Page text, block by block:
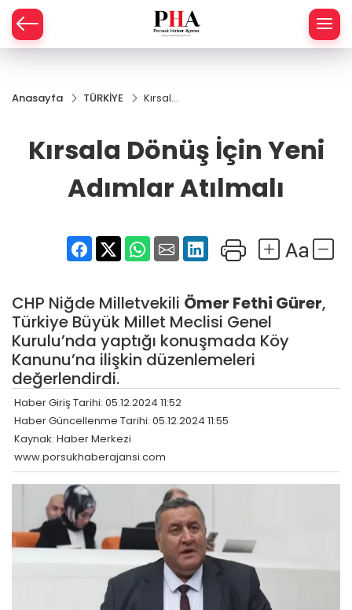
HABER
Anasayfa TÜRKİYE
Kırsala
Yeni
Adımlar
Atılmalı
Kırsala Dönüş İçin Yeni
Adımlar Atılmalı
CHP Niğde Milletvekili Ömer Fethi Gürer,
Türkiye Büyük Millet Meclisi Genel
Kurulu’nda yaptığı konuşmada Köy
Kanunu’na ilişkin düzenlemeleri
değerlendirdi.
Haber Giriş Tarihi: 05.12.2024 11:52
Haber Güncellenme Tarihi: 05.12.2024 11:55
Kaynak: Haber Merkezi
www.porsukhaberajansi.com